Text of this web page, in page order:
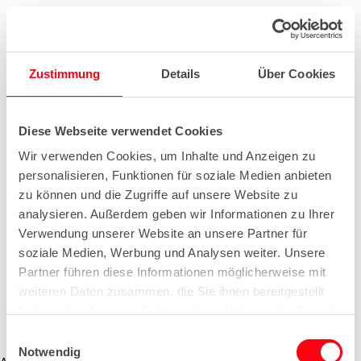
Zustimmung Details Über Cookies
Diese Webseite verwendet Cookies
Wir verwenden Cookies, um Inhalte und Anzeigen zu
personalisieren, Funktionen für soziale Medien anbieten
zu können und die Zugriffe auf unsere Website zu
analysieren. Außerdem geben wir Informationen zu Ihrer
Verwendung unserer Website an unsere Partner für
soziale Medien, Werbung und Analysen weiter. Unsere
Partner führen diese Informationen möglicherweise mit
weiteren Daten zusammen, die Sie ihnen bereitgestellt
Notwendig